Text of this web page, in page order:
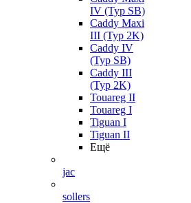
IV (Typ SB)
Caddy Maxi
III (Typ 2K)
Caddy IV
(Typ SB)
Caddy III
(Typ 2K)
Touareg II
Touareg I
Tiguan I
Tiguan II
Ещё
jac
sollers